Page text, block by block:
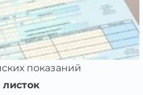
показаний
листок